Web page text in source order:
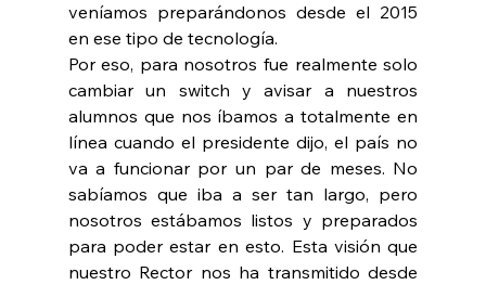
veníamos preparándonos desde el 2015
en ese tipo de tecnología.
Por eso, para nosotros fue realmente solo
cambiar un switch y avisar a nuestros
alumnos que nos íbamos a totalmente en
línea cuando el presidente dijo, el país no
va a funcionar por un par de meses. No
sabíamos que iba a ser tan largo, pero
nosotros estábamos listos y preparados
para poder estar en esto. Esta visión que
nuestro Rector nos ha transmitido desde